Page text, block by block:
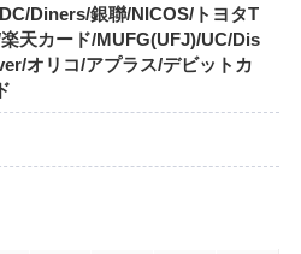
Diners/銀聯/NICOS/トヨタT
天カード/MUFG(UFJ)/UC/Dis
オリコ/アプラス/デビットカ